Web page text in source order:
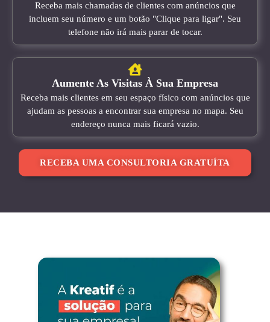
Receba mais chamadas de clientes com anúncios que
incluem seu número e um botão "Clique para ligar". Seu
telefone não irá mais parar de tocar.
Aumente As Visitas À Sua Empresa
Receba mais clientes em seu espaço físico com anúncios que
ajudam as pessoas a encontrar sua empresa no mapa. Seu
endereço nunca mais ficará vazio.
RECEBA UMA CONSULTORIA GRATUÍTA